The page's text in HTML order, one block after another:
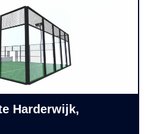
Harderwijk,